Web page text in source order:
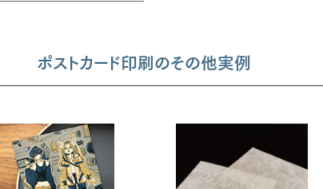
ポストカード印刷のその他実例